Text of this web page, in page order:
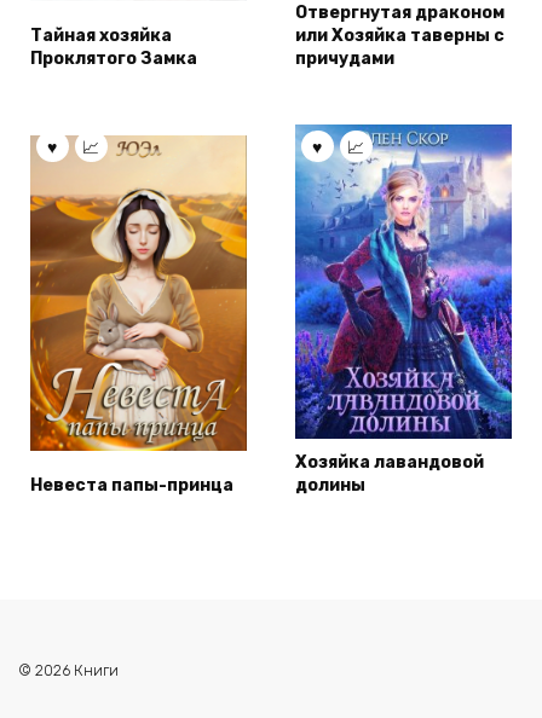
Тайная хозяйка
Проклятого Замка
Отвергнутая драконом
или Хозяйка таверны с
причудами
Невеста папы-принца
Хозяйка лавандовой
долины
© 2026 Книги